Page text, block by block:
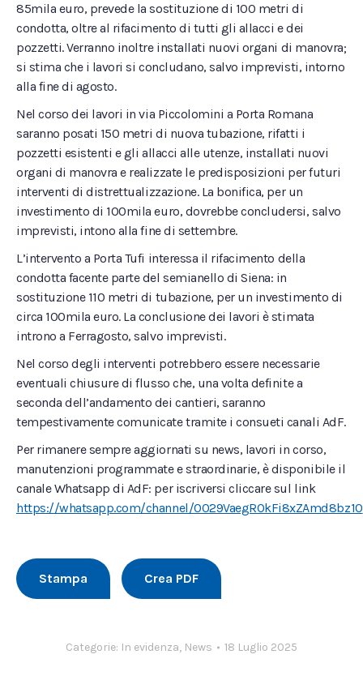
85mila euro, prevede la sostituzione di 100 metri di
condotta, oltre al rifacimento di tutti gli allacci e dei
pozzetti. Verranno inoltre installati nuovi organi di manovra;
si stima che i lavori si concludano, salvo imprevisti, intorno
alla fine di agosto.
Nel corso dei lavori in via Piccolomini a Porta Romana
saranno posati 150 metri di nuova tubazione, rifatti i
pozzetti esistenti e gli allacci alle utenze, installati nuovi
organi di manovra e realizzate le predisposizioni per futuri
interventi di distrettualizzazione. La bonifica, per un
investimento di 100mila euro, dovrebbe concludersi, salvo
imprevisti, intono alla fine di settembre.
L’intervento a Porta Tufi interessa il rifacimento della
condotta facente parte del semianello di Siena: in
sostituzione 110 metri di tubazione, per un investimento di
circa 100mila euro. La conclusione dei lavori è stimata
introno a Ferragosto, salvo imprevisti.
Nel corso degli interventi potrebbero essere necessarie
eventuali chiusure di flusso che, una volta definite a
seconda dell’andamento dei cantieri, saranno
tempestivamente comunicate tramite i consueti canali AdF.
Per rimanere sempre aggiornati su news, lavori in corso,
manutenzioni programmate e straordinarie, è disponibile il
canale Whatsapp di AdF: per iscriversi cliccare sul link
https://whatsapp.com/channel/0029VaegROkFi8xZAmd8bz10
Stampa Crea PDF
Categorie: In evidenza, News 18 Luglio 2025